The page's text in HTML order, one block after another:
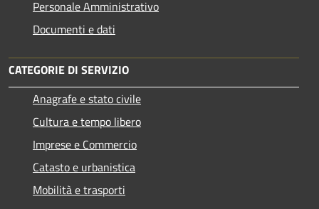
Personale Amministrativo
Documenti e dati
CATEGORIE DI SERVIZIO
Anagrafe e stato civile
Cultura e tempo libero
Imprese e Commercio
Catasto e urbanistica
Mobilità e trasporti